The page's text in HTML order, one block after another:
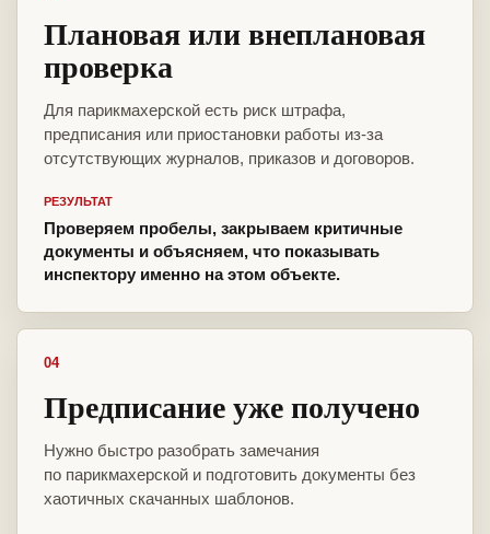
Плановая или внеплановая
проверка
Для парикмахерской есть риск штрафа,
предписания или приостановки работы из-за
отсутствующих журналов, приказов и договоров.
РЕЗУЛЬТАТ
Проверяем пробелы, закрываем критичные
документы и объясняем, что показывать
инспектору именно на этом объекте.
04
Предписание уже получено
Нужно быстро разобрать замечания
по парикмахерской и подготовить документы без
хаотичных скачанных шаблонов.